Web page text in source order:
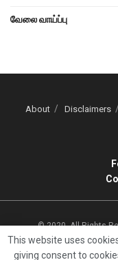
வேலை வாய்ப்பு
About Disclaimers
© 2020, All Rights
This website uses
giving consent to